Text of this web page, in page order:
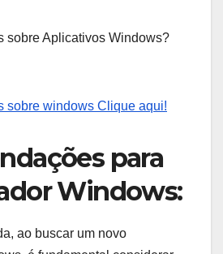
sobre Aplicativos Windows?
sobre windows Clique aqui!
para
Windows:
ao buscar um novo